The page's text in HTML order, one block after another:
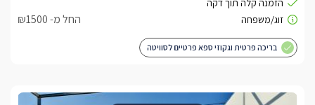
החל מ- ₪1500
בריכה פרטית וגקוזי ספא פרטיים לסוויטה